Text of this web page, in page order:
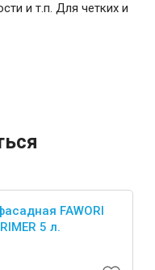
и т.п. Для четких и
FAWORI
5 л.